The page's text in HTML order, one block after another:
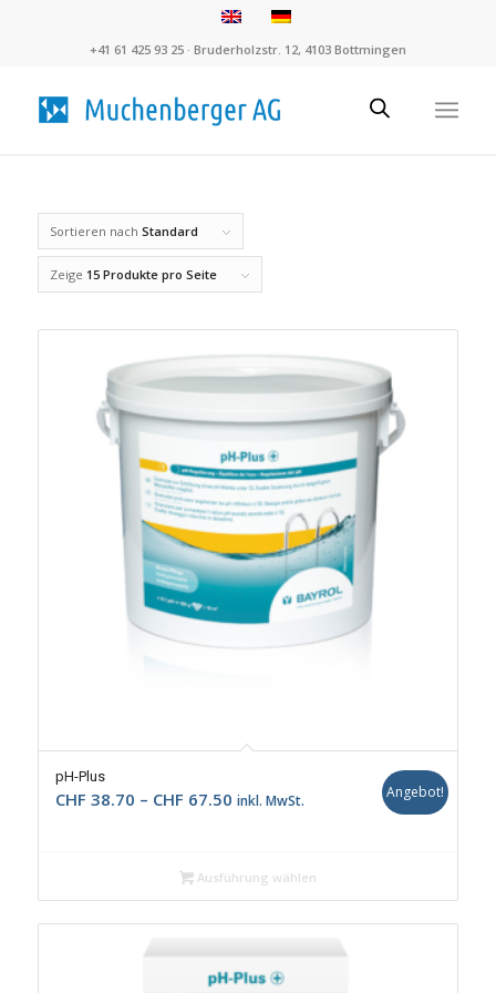
+41 61 425 93 25 · Bruderholzstr. 12, 4103 Bottmingen
Sortieren nach Standard
Zeige 15 Produkte pro Seite
pH-Plus
CHF 38.70 – CHF 67.50Preisspanne:
CHF 67.50
inkl. MwSt. Angebot!
Ausführung wählen